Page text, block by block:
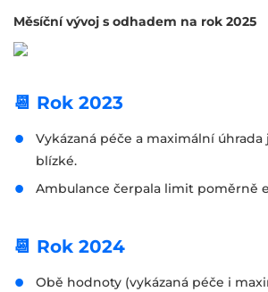
Měsíční vývoj s odhadem na rok 2025
📆 Rok 2023
Vykázaná péče a maximální úhrada
blízké.
Ambulance čerpala limit poměrně
📆 Rok 2024
Obě hodnoty (vykázaná péče i